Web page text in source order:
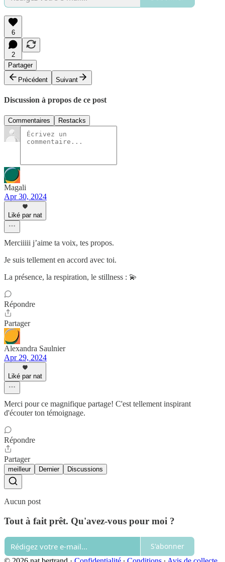
6
2
Partager
Précédent
Suivant
Discussion à propos de ce post
Commentaires Restacks
Magali
Apr 30, 2024
Liké par nat
Merciiiii j’aime ta voix, tes propos.
Je suis tellement en accord avec toi.
La présence, la respiration, le stillness : 💫
Répondre
Partager
Alexandra Saulnier
Apr 29, 2024
Liké par nat
Merci pour ce magnifique partage! C'est tellement inspirant
d'écouter ton témoignage.
Répondre
Partager
meilleur Dernier Discussions
Aucun post
Tout à fait prêt. Qu'avez-vous pour moi ?
S'abonner